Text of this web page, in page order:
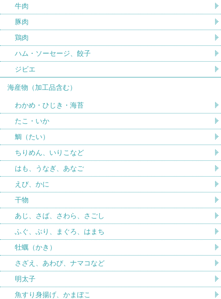
牛肉
豚肉
鶏肉
ハム・ソーセージ、餃子
ジビエ
海産物（加工品含む）
わかめ・ひじき・海苔
たこ・いか
鯛（たい）
ちりめん、いりこなど
はも、うなぎ、あなご
えび、かに
干物
あじ、さば、さわら、さごし
ふぐ、ぶり、まぐろ、はまち
牡蠣（かき）
さざえ、あわび、ナマコなど
明太子
魚すり身揚げ、かまぼこ